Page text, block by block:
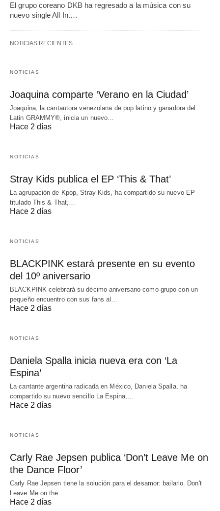
El grupo coreano DKB ha regresado a la música con su
nuevo single All In.…
NOTICIAS RECIENTES
NOTICIAS
Joaquina comparte ‘Verano en la Ciudad’
Joaquina, la cantautora venezolana de pop latino y ganadora del
Latin GRAMMY®, inicia un nuevo…
Hace 2 días
NOTICIAS
Stray Kids publica el EP ‘This & That’
La agrupación de Kpop, Stray Kids, ha compartido su nuevo EP
titulado This & That,…
Hace 2 días
NOTICIAS
BLACKPINK estará presente en su evento
del 10º aniversario
BLACKPINK celebrará su décimo aniversario como grupo con un
pequeño encuentro con sus fans al…
Hace 2 días
NOTICIAS
Daniela Spalla inicia nueva era con ‘La
Espina’
La cantante argentina radicada en México, Daniela Spalla, ha
compartido su nuevo sencillo La Espina,…
Hace 2 días
NOTICIAS
Carly Rae Jepsen publica ‘Don’t Leave Me on
the Dance Floor’
Carly Rae Jepsen tiene la solución para el desamor: bailarlo. Don't
Leave Me on the…
Hace 2 días